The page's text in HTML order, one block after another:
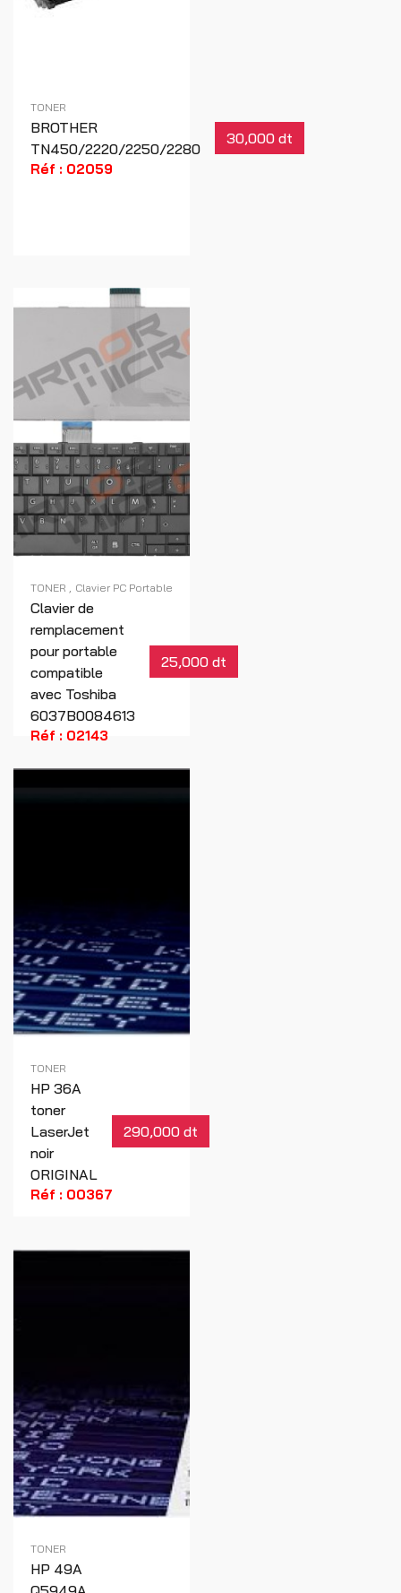
TONER
BROTHER
TN450/2220/2250/2280
30,000 dt
Réf : 02059
TONER Clavier PC Portable
Clavier de
remplacement
pour portable
compatible
avec Toshiba
6037B0084613
25,000 dt
Réf : 02143
TONER
HP 36A
toner
LaserJet
noir
ORIGINAL
290,000 dt
Réf : 00367
TONER
HP 49A